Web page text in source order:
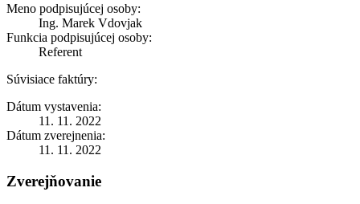
Meno podpisujúcej osoby:
Ing. Marek Vdovjak
Funkcia podpisujúcej osoby:
Referent
Súvisiace faktúry:
Dátum vystavenia:
11. 11. 2022
Dátum zverejnenia:
11. 11. 2022
Zverejňovanie